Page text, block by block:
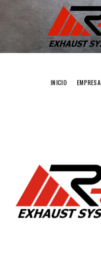
INICIO EMPRESA